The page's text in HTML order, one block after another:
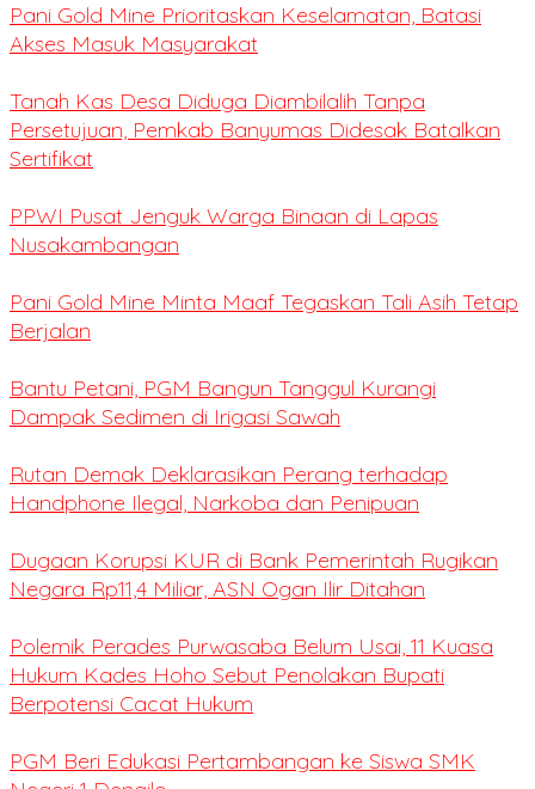
Pani Gold Mine Prioritaskan Keselamatan, Batasi
Akses Masuk Masyarakat
Tanah Kas Desa Diduga Diambilalih Tanpa
Persetujuan, Pemkab Banyumas Didesak Batalkan
Sertifikat
PPWI Pusat Jenguk Warga Binaan di Lapas
Nusakambangan
Pani Gold Mine Minta Maaf Tegaskan Tali Asih Tetap
Berjalan
Bantu Petani, PGM Bangun Tanggul Kurangi
Dampak Sedimen di Irigasi Sawah
Rutan Demak Deklarasikan Perang terhadap
Handphone Ilegal, Narkoba dan Penipuan
Dugaan Korupsi KUR di Bank Pemerintah Rugikan
Negara Rp11,4 Miliar, ASN Ogan Ilir Ditahan
Polemik Perades Purwasaba Belum Usai, 11 Kuasa
Hukum Kades Hoho Sebut Penolakan Bupati
Berpotensi Cacat Hukum
PGM Beri Edukasi Pertambangan ke Siswa SMK